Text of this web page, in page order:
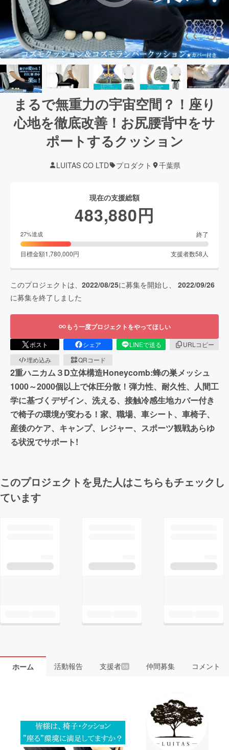
まるで無重力の宇宙空間？！座り
心地を徹底改善！お尻腰背中をサ
ポートするクッション
LUITAS CO LTD プロダクト 千葉県
現在の支援総額
483,880円
27%達成 終了
目標金額1,780,000円 支援者数58 人
このプロジェクトは、 2022/08/25に募集を開始し、 2022/09/26
に募集を終了しました
もう一度プロジェクトをやってほしい
ポスト シェア LINEで送る
URLコピー
埋め込み
QRコード
2重ハニカム３D立体構造Honeycomb:蜂の巣メッシュ
1000～2000個以上で体圧分散！弾力性、耐久性、人間工
学に基づくデザイン、洗える、接触冷感生地カバー付き
で椅子の環境が変わる！家、職場、車シート、車椅子、
産後のケア、キャンプ、レジャー、スポーツ観戦あらゆ
る状況でサポート!
このプロジェクトを見た人はこちらもチェックし
ています
ホーム 活動報告 支援者58 仲間募集 コメント